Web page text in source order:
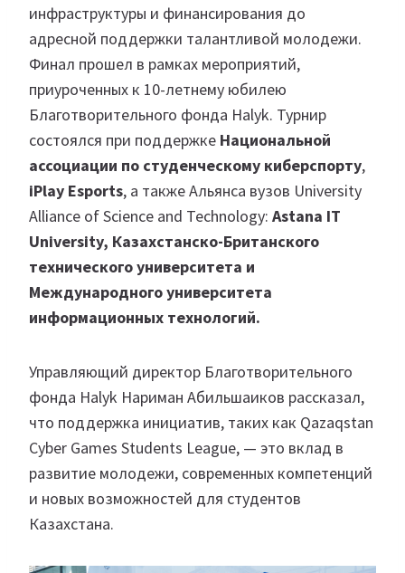
инфраструктуры и финансирования до
адресной поддержки талантливой молодежи.
Финал прошел в рамках мероприятий,
приуроченных к 10-летнему юбилею
Благотворительного фонда Halyk. Турнир
состоялся при поддержке Национальной
ассоциации по студенческому киберспорту,
iPlay Esports, а также Альянса вузов University
Alliance of Science and Technology: Astana IT
University, Казахстанско-Британского
технического университета и
Международного университета
информационных технологий.
Управляющий директор Благотворительного
фонда Halyk Нариман Абильшаиков рассказал,
что поддержка инициатив, таких как Qazaqstan
Cyber Games Students League, — это вклад в
развитие молодежи, современных компетенций
и новых возможностей для студентов
Казахстана.